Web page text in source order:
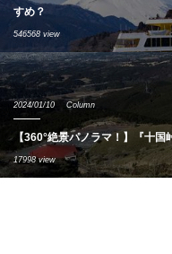
すめ？
546568 view
2024/01/10 Column
【360°絶景パノラマ！】『十
17998 view